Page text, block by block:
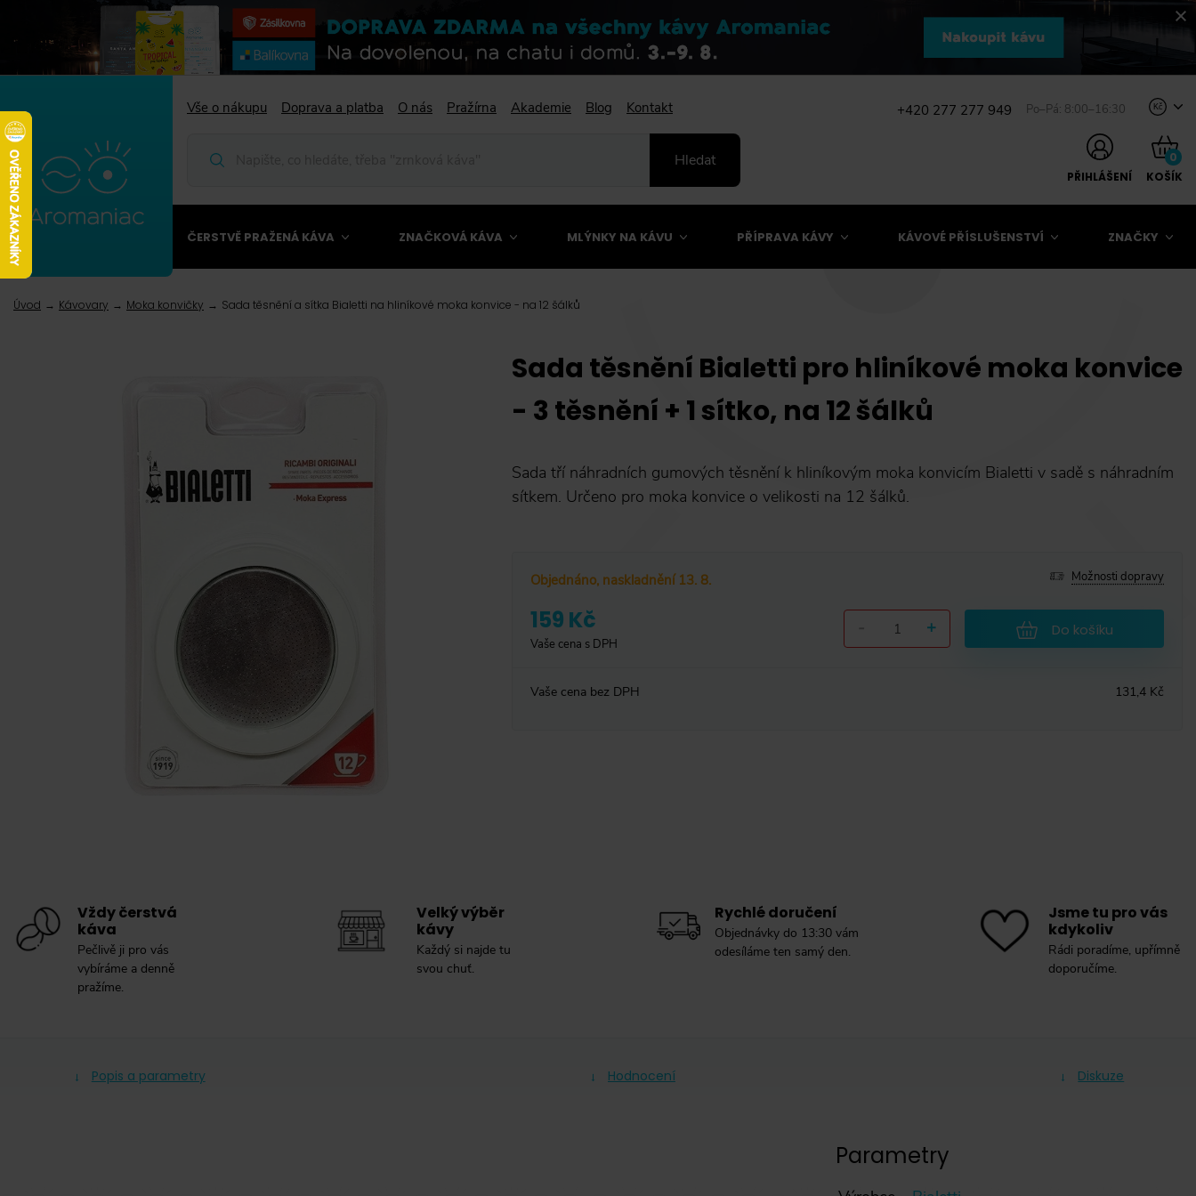
Vše o nákupu Doprava a platba O nás Pražírna Akademie Blog Kontakt
Hledat
+420 277 277 949 Po–Pá: 8:00–16:30 Kč
PŘIHLÁŠENÍ
0
KOŠÍK
ČERSTVĚ PRAŽENÁ KÁVA ZNAČKOVÁ KÁVA MLÝNKY NA KÁVU PŘÍPRAVA KÁVY KÁVOVÉ PŘÍSLUŠENSTVÍ ZNAČKY
Úvod Kávovary Moka konvičky Sada těsnění a sítka Bialetti na hliníkové moka konvice - na 12 šálků
Sada těsnění Bialetti pro hliníkové moka konvice
- 3 těsnění + 1 sítko, na 12 šálků
Sada tří náhradních gumových těsnění k hliníkovým moka konvicím Bialetti v sadě s náhradním
sítkem. Určeno pro moka konvice o velikosti na 12 šálků.
Objednáno, naskladnění 13. 8. Možnosti dopravy
159 Kč
Vaše cena s DPH
+ Do košíku
Vaše cena bez DPH 131,4 Kč
Vždy čerstvá
káva
Pečlivě ji pro vás
vybíráme a denně
pražíme.
Velký výběr
kávy
Každý si najde tu
svou chuť.
Rychlé doručení
Objednávky do 13:30 vám
odesíláme ten samý den.
Jsme tu pro vás
kdykoliv
Rádi poradíme, upřímně
doporučíme.
Popis a parametry Hodnocení Diskuze
Parametry